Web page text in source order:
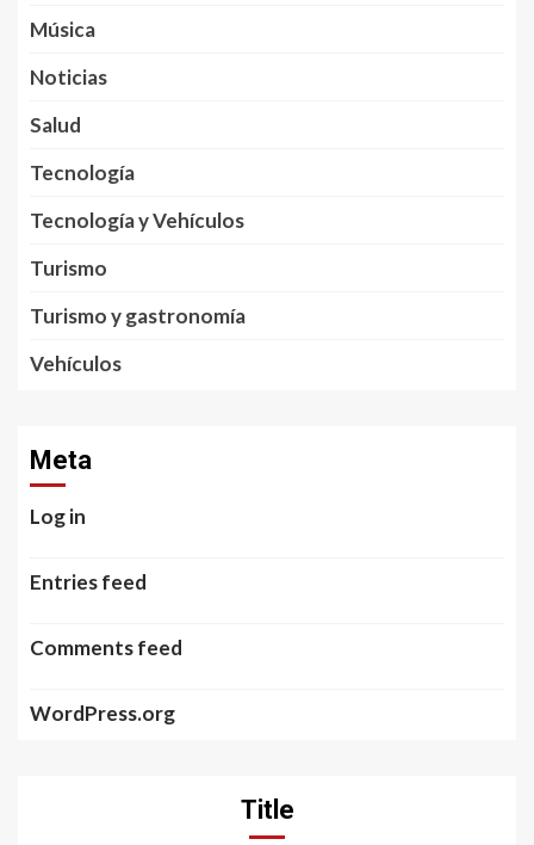
Música
Noticias
Salud
Tecnología
Tecnología y Vehículos
Turismo
Turismo y gastronomía
Vehículos
Meta
Log in
Entries feed
Comments feed
WordPress.org
Title